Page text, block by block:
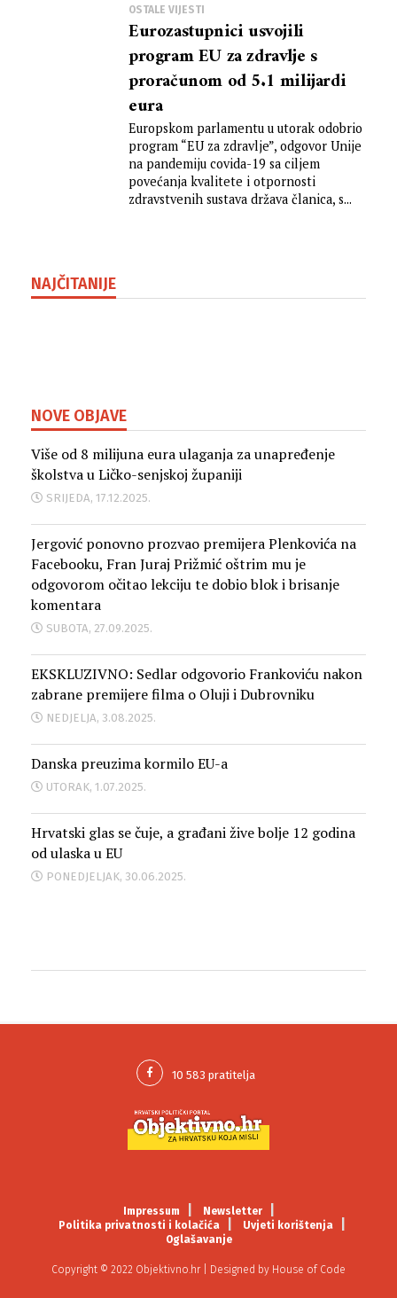
OSTALE VIJESTI
Eurozastupnici usvojili
program EU za zdravlje s
proračunom od 5.1 milijardi
eura
Europskom parlamentu u utorak odobrio
program “EU za zdravlje”, odgovor Unije
na pandemiju covida-19 sa ciljem
povećanja kvalitete i otpornosti
zdravstvenih sustava država članica, s...
NAJČITANIJE
NOVE OBJAVE
Više od 8 milijuna eura ulaganja za unapređenje
školstva u Ličko-senjskoj županiji
SRIJEDA, 17.12.2025.
Jergović ponovno prozvao premijera Plenkovića na
Facebooku, Fran Juraj Prižmić oštrim mu je
odgovorom očitao lekciju te dobio blok i brisanje
komentara
SUBOTA, 27.09.2025.
EKSKLUZIVNO: Sedlar odgovorio Frankoviću nakon
zabrane premijere filma o Oluji i Dubrovniku
NEDJELJA, 3.08.2025.
Danska preuzima kormilo EU-a
UTORAK, 1.07.2025.
Hrvatski glas se čuje, a građani žive bolje 12 godina
od ulaska u EU
PONEDJELJAK, 30.06.2025.
Impressum
Newsletter
Politika privatnosti i kolačića
Uvjeti korištenja
Oglašavanje
Copyright © 2022 Objektivno.hr | Designed by House of Code